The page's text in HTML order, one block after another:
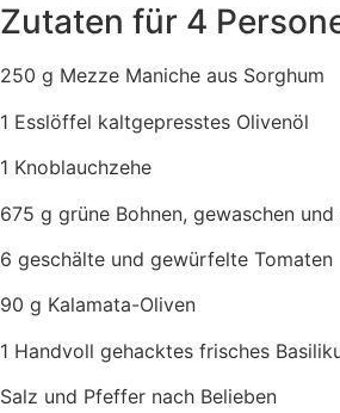
Zutaten für 4
250 g Mezze Maniche aus Sorghum
1 Esslöffel kaltgepresstes Olivenöl
1 Knoblauchzehe
675 g grüne Bohnen, gewaschen
6 geschälte und gewürfelte Tomaten
90 g Kalamata-Oliven
1 Handvoll gehacktes frisches
Salz und Pfeffer nach Belieben